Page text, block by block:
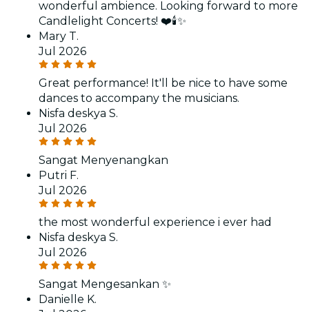
wonderful ambience. Looking forward to more
Candlelight Concerts! ❤️🕯️✨
Mary T.
Jul 2026
Great performance! It'll be nice to have some
dances to accompany the musicians.
Nisfa deskya S.
Jul 2026
Sangat Menyenangkan
Putri F.
Jul 2026
the most wonderful experience i ever had
Nisfa deskya S.
Jul 2026
Sangat Mengesankan ✨
Danielle K.